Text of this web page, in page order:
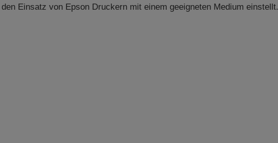
Einsatz von Epson Druckern mit einem geeigneten Medium einstellt.